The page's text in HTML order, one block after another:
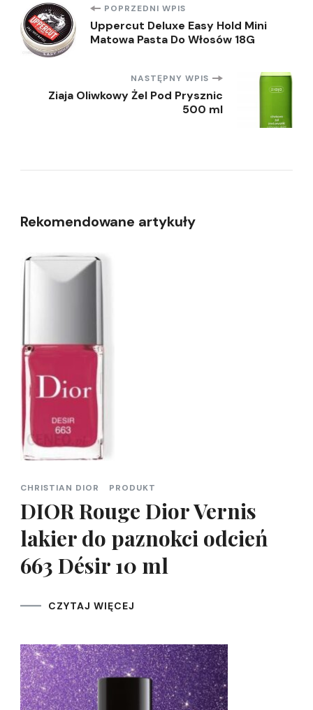
Nawigacja
wpisu
POPRZEDNI WPIS
Uppercut Deluxe Easy Hold Mini
Matowa Pasta Do Włosów 18G
NASTĘPNY WPIS
Ziaja Oliwkowy Żel Pod Prysznic
500 ml
Rekomendowane artykuły
CHRISTIAN DIOR PRODUKT
DIOR Rouge Dior Vernis
lakier do paznokci odcień
663 Désir 10 ml
CZYTAJ WIĘCEJ